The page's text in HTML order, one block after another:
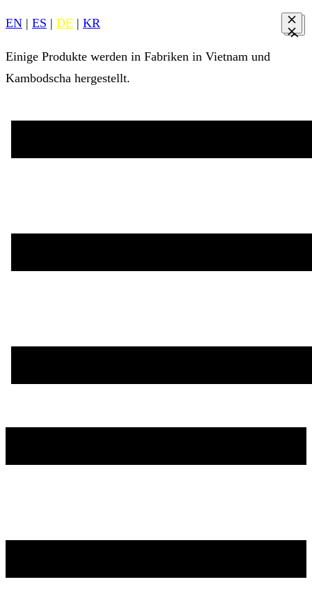
EN | ES | DE | KR
Einige Produkte werden in Fabriken in Vietnam und
Kambodscha hergestellt.